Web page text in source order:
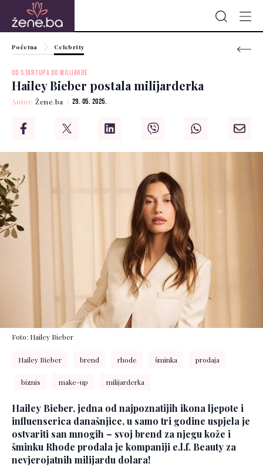
Početna Celebrity
OD STARTUPA DO MILIJARDE
Hailey Bieber postala milijarderka
Autor:Žene.ba 29. 05. 2025.
Foto: Hailey Bieber
Hailey Bieber brend rhode šminka prodaja
biznis make-up milijarderka
Hailey Bieber, jedna od najpoznatijih ikona ljepote i
influenserica današnjice, u samo tri godine uspjela je
ostvariti san mnogih – svoj brend za njegu kože i
šminku Rhode prodala je kompaniji e.l.f. Beauty za
nevjerojatnih milijardu dolara!